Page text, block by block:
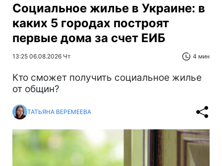
Социальное жилье в Украине: в
каких 5 городах построят
первые дома за счет ЕИБ
13:25 06.08.2026 Чт 4 мин
Кто сможет получить социальное жилье
от общин?
ТАТЬЯНА ВЕРЕМЕЕВА